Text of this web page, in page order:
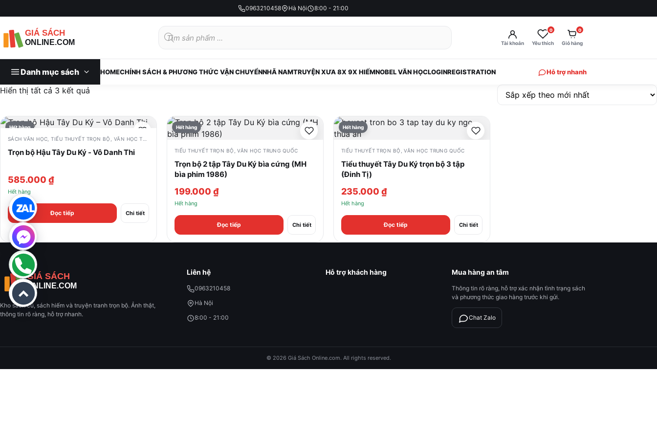
0963210458 Hà Nội 8:00 - 21:00
kiếm
sản
Tài khoản Yêu thích
0
Giỏ hàng
0
Danh mục sách HOMECHÍNH SÁCH & PHƯƠNG THỨC VẬN CHUYỂNNHÃ NAMTRUYỆN XƯA 8X 9X HIẾMNOBEL VĂN HỌCLOGINREGISTRATION Hỗ trợ nhanh
Hiển thị tất cả 3 kết quả
xếp
theo
mới
nhất
Hết hàng
SÁCH VĂN HỌC ,TIỂU THUYẾT TRỌN BỘ VĂN HỌC TRUNG QUỐC
Trọn bộ Hậu Tây Du Ký - Vô Danh Thi
585.000 ₫
Hết hàng
Đọc tiếp Chi tiết
Hết hàng
TIỂU THUYẾT TRỌN BỘ ,VĂN HỌC TRUNG QUỐC
Trọn bộ 2 tập Tây Du Ký bìa cứng (MH
bìa phim 1986)
199.000 ₫
Hết hàng
Đọc tiếp Chi tiết
Hết hàng
TIỂU THUYẾT TRỌN BỘ ,VĂN HỌC TRUNG QUỐC
Tiểu thuyết Tây Du Ký trọn bộ 3 tập
(Đinh Tị)
235.000 ₫
Hết hàng
Đọc tiếp Chi tiết
Kho sách cũ, sách hiếm và truyện tranh trọn bộ. Ảnh thật,
thông tin rõ ràng, hỗ trợ nhanh.
Liên hệ
0963210458
Hà Nội
8:00 - 21:00
Hỗ trợ khách hàng Mua hàng an tâm
Thông tin rõ ràng, hỗ trợ xác nhận tình trạng sách
và phương thức giao hàng trước khi gửi.
Chat Zalo
© 2026 Giá Sách Online.com. All rights reserved.